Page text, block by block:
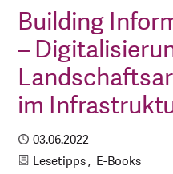
Building
–
im
Publiziert
03.06.2022
Kategorien
Lesetipps
E-Books